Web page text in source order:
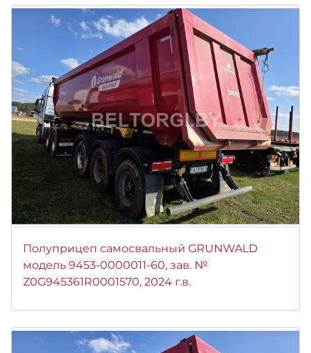
Полуприцеп самосвальный GRUNWALD
модель 9453-0000011-60, зав. №
Z0G945361R0001570, 2024 г.в.